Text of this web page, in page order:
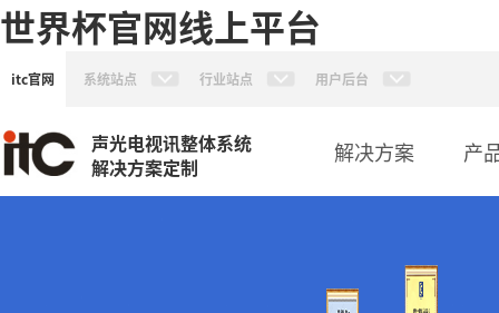
世界杯官网线上平台
itc官网 系统站点 行业站点 用户后台
声光电视讯整体系统
解决方案定制
解决方案 产